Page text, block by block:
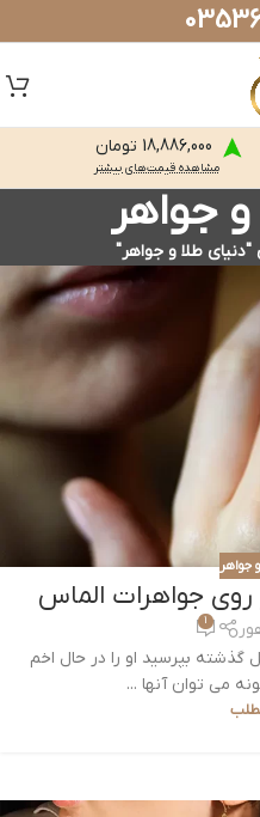
18,886,000 تومان
مشاهده قیمت‌های بیشتر
و جواهر
طلا و جواهر"
جواهر
روی جواهرات الماس
1
بپرسید او را در حال اخم
می توان آنها ...